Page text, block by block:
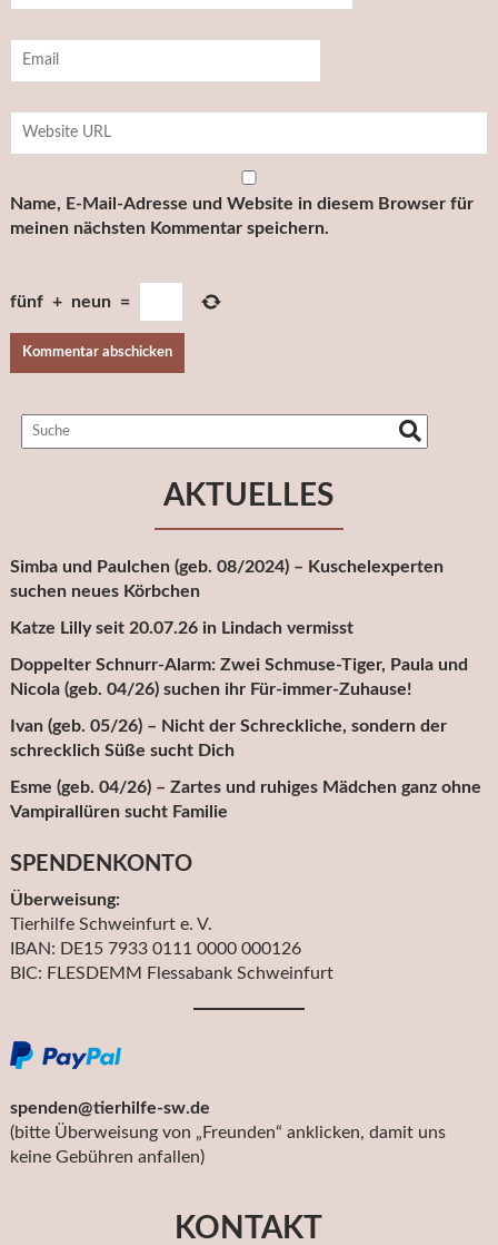
Name, E-Mail-Adresse und Website in diesem Browser für
meinen nächsten Kommentar speichern.
fünf + neun =
AKTUELLES
Simba und Paulchen (geb. 08/2024) – Kuschelexperten
suchen neues Körbchen
Katze Lilly seit 20.07.26 in Lindach vermisst
Doppelter Schnurr-Alarm: Zwei Schmuse-Tiger, Paula und
Nicola (geb. 04/26) suchen ihr Für-immer-Zuhause!
Ivan (geb. 05/26) – Nicht der Schreckliche, sondern der
schrecklich Süße sucht Dich
Esme (geb. 04/26) – Zartes und ruhiges Mädchen ganz ohne
Vampirallüren sucht Familie
SPENDENKONTO
Überweisung:
Tierhilfe Schweinfurt e. V.
IBAN: DE15 7933 0111 0000 000126
BIC: FLESDEMM Flessabank Schweinfurt
spenden@tierhilfe-sw.de
(bitte Überweisung von „Freunden“ anklicken, damit uns
keine Gebühren anfallen)
KONTAKT